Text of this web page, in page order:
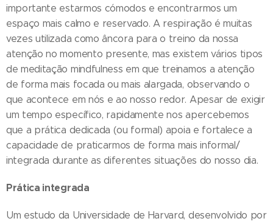
importante estarmos cómodos e encontrarmos um
espaço mais calmo e reservado. A respiração é muitas
vezes utilizada como âncora para o treino da nossa
atenção no momento presente, mas existem vários tipos
de meditação mindfulness em que treinamos a atenção
de forma mais focada ou mais alargada, observando o
que acontece em nós e ao nosso redor. Apesar de exigir
um tempo específico, rapidamente nos apercebemos
que a prática dedicada (ou formal) apoia e fortalece a
capacidade de praticarmos de forma mais informal/
integrada durante as diferentes situações do nosso dia.
Prática integrada
Um estudo da Universidade de Harvard, desenvolvido por